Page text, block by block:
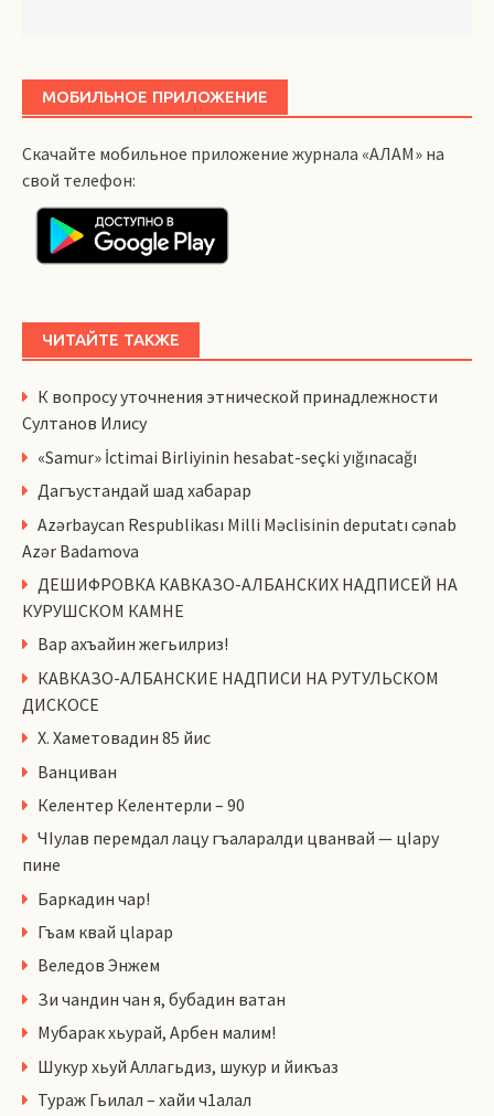
МОБИЛЬНОЕ ПРИЛОЖЕНИЕ
Скачайте мобильное приложение журнала «АЛАМ» на
свой телефон:
ЧИТАЙТЕ ТАКЖЕ
К вопросу уточнения этнической принадлежности
Султанов Илису
«Samur» İctimai Birliyinin hesabat-seçki yığınacağı
Дагъустандай шад хабарар
Azərbaycan Respublikası Milli Məclisinin deputatı cənab
Azər Badamova
ДЕШИФРОВКА КАВКАЗО-АЛБАНСКИХ НАДПИСЕЙ НА
КУРУШСКОМ КАМНЕ
Вар ахъайин жегьилриз!
КАВКАЗО-АЛБАНСКИЕ НАДПИСИ НА РУТУЛЬСКОМ
ДИСКОСЕ
Х. Хаметовадин 85 йис
Ванциван
Келентер Келентерли – 90
ЧIулав перемдал лацу гъаларалди цванвай — цIару
пине
Баркадин чар!
Гъам квай цlарар
Веледов Энжем
Зи чандин чан я, бубадин ватан
Мубарак хьурай, Арбен малим!
Шукур хьуй Аллагьдиз, шукур и йикъаз
Тураж Гьилал – хайи ч1алал